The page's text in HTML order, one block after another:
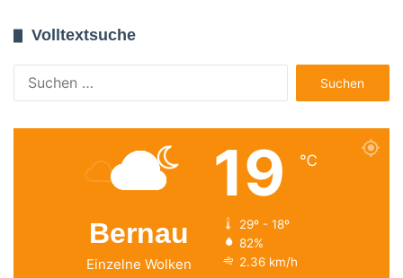
Volltextsuche
nach:
Bernau
Einzelne Wolken
19 ℃
29º - 18º
82%
2.36 km/h